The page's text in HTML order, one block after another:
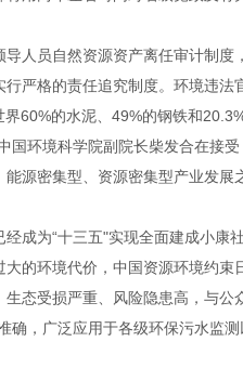
人员自然资源资产离任审计制
严格的责任追究制度。环境违法
60%的水泥、49%的钢铁和
国环境科学院副院长柴发合在接
源密集型、资源密集型产业发
成为“十三五"实现全面建成小
的环境代价，中国资源环境约
态受损严重、风险隐患高，与公
确，广泛应用于各级环保污水监测